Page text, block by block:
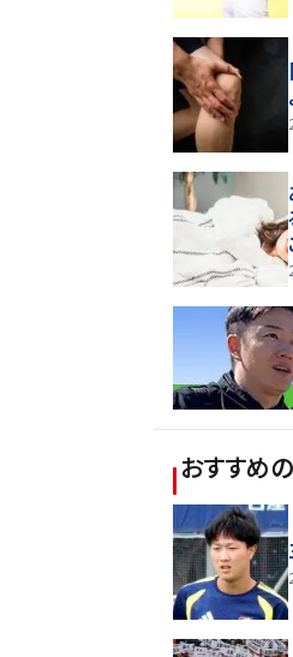
おすすめ